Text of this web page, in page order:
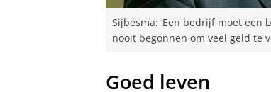
Sijbesma: ‘Een bedrijf moet een
nooit begonnen om veel geld te
Goed leven